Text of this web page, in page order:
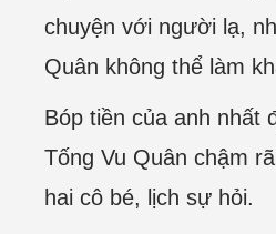
chuyện với người lạ,
Quân không thể làm
Bóp tiền của anh nhất
Tống Vu Quân chậm
hai cô bé, lịch sự hỏi.